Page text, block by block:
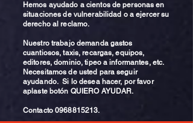
Hemos ayudado a cientos de personas en
situaciones de vulnerabilidad o a ejercer su
derecho al reclamo.
Nuestro trabajo demanda gastos
cuantiosos, taxis, recargas, equipos,
editores, dominio, tipeo a informantes, etc.
Necesitamos de usted para seguir
ayudando. Si lo desea hacer, por favor
aplaste botón QUIERO AYUDAR.
Contacto0968815213.